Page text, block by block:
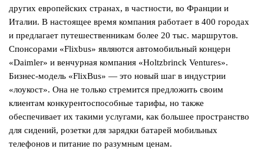
других европейских странах, в частности, во Франции и
Италии. В настоящее время компания работает в 400 городах
и предлагает путешественникам более 20 тыс. маршрутов.
Спонсорами «Flixbus» являются автомобильный концерн
«Daimler» и венчурная компания «Holtzbrinck Ventures».
Бизнес-модель «FlixBus» — это новый шаг в индустрии
«лоукост». Она не только стремится предложить своим
клиентам конкурентоспособные тарифы, но также
обеспечивает их такими услугами, как большее пространство
для сидений, розетки для зарядки батарей мобильных
телефонов и питание по разумным ценам.